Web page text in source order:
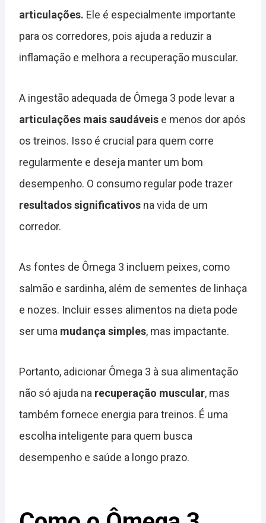
articulações. Ele é especialmente importante
para os corredores, pois ajuda a reduzir a
inflamação e melhora a recuperação muscular.
A ingestão adequada de Ômega 3 pode levar a
articulações mais saudáveis e menos dor após
os treinos. Isso é crucial para quem corre
regularmente e deseja manter um bom
desempenho. O consumo regular pode trazer
resultados significativos na vida de um
corredor.
As fontes de Ômega 3 incluem peixes, como
salmão e sardinha, além de sementes de linhaça
e nozes. Incluir esses alimentos na dieta pode
ser uma mudança simples, mas impactante.
Portanto, adicionar Ômega 3 à sua alimentação
não só ajuda na recuperação muscular, mas
também fornece energia para treinos. É uma
escolha inteligente para quem busca
desempenho e saúde a longo prazo.